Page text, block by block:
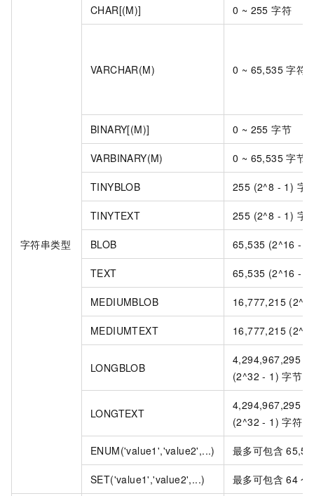
字符串类型
CHAR[(M)] 0 ~ 255 字符
VARCHAR(M) 0 ~ 65,535 字符
BINARY[(M)] 0 ~ 255 字节
VARBINARY(M) 0 ~ 65,535 字节
TINYBLOB 255 (2^8 - 1) 字
TINYTEXT 255 (2^8 - 1) 字
BLOB 65,535 (2^16 -
TEXT 65,535 (2^16 -
MEDIUMBLOB 16,777,215
MEDIUMTEXT 16,777,215
LONGBLOB
4,294,967,295
(2^32 - 1) 字节
LONGTEXT
4,294,967,295
(2^32 - 1) 字符
ENUM('value1','value2',...) 最多可包含
SET('value1','value2',...) 最多可包含 64 个